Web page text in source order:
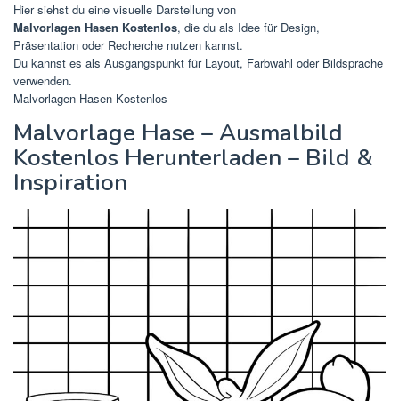
Hier siehst du eine visuelle Darstellung von
Malvorlagen Hasen Kostenlos, die du als Idee für Design,
Präsentation oder Recherche nutzen kannst.
Du kannst es als Ausgangspunkt für Layout, Farbwahl oder Bildsprache
verwenden.
Malvorlagen Hasen Kostenlos
Malvorlage Hase – Ausmalbild
Kostenlos Herunterladen – Bild &
Inspiration